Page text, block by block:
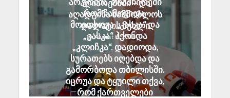
აღიარებაში – და
აღადგინა სამშობლოს
ღალატის მუხლი
August 8, 2026
რომ ჩამოვიდა,
მოითხოვა „კასკა“ და
„კასკა“ ჰქონდა
„კლიჩკა“. დადიოდა,
სურათებს იღებდა და
გამორბოდა თბილისში.
იცრუა და ტყუილი თქვა,
რომ ქართველები